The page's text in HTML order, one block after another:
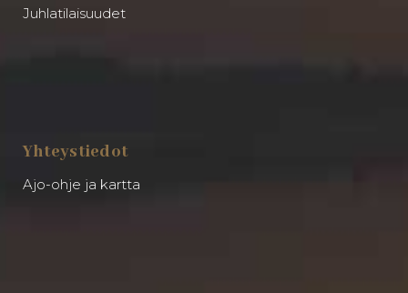
Juhlatilaisuudet
Yhteystiedot
Ajo-ohje ja kartta